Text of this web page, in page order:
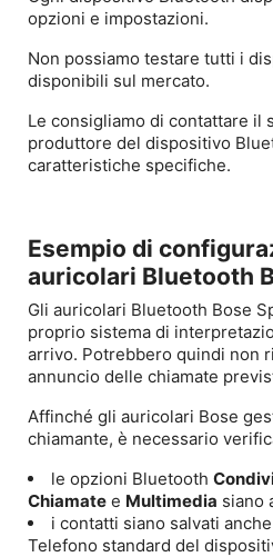
opzioni e impostazioni.
Non possiamo testare tutti i
disponibili sul mercato.
Le consigliamo di contattare il
produttore del dispositivo
caratteristiche specifiche.
Esempio di
auricolari Bluetooth
Gli auricolari Bluetooth Bose
proprio sistema di
arrivo. Potrebbero quindi non
annuncio delle chiamate
Affinché gli auricolari Bose
chiamante, è necessario
le opzioni Bluetooth
Chiamate e Multimedia siano
i contatti siano salvati
Telefono standard del